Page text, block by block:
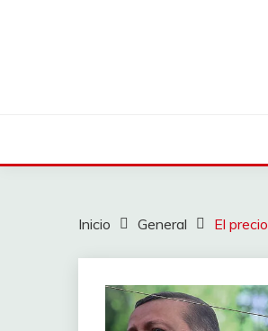
Inicio General El